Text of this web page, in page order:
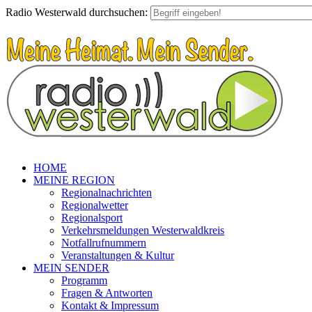
Radio Westerwald durchsuchen:
HOME
MEINE REGION
Regionalnachrichten
Regionalwetter
Regionalsport
Verkehrsmeldungen Westerwaldkreis
Notfallrufnummern
Veranstaltungen & Kultur
MEIN SENDER
Programm
Fragen & Antworten
Kontakt & Impressum